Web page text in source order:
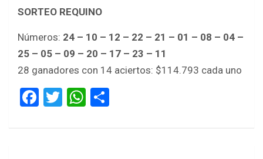
SORTEO REQUINO
Números: 24 – 10 – 12 – 22 – 21 – 01 – 08 – 04 –
25 – 05 – 09 – 20 – 17 – 23 – 11
28 ganadores con 14 aciertos: $114.793 cada uno
F
ce
T
tt
W
at ar